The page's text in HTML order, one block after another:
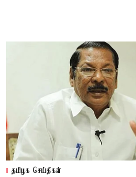
தமிழக செய்திகள்